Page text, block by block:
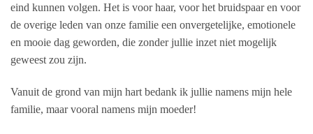
eind kunnen volgen. Het is voor haar, voor het bruidspaar en voor
de overige leden van onze familie een onvergetelijke, emotionele
en mooie dag geworden, die zonder jullie inzet niet mogelijk
geweest zou zijn.
Vanuit de grond van mijn hart bedank ik jullie namens mijn hele
familie, maar vooral namens mijn moeder!